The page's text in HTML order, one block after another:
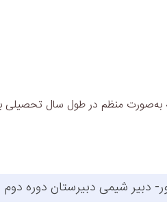
به‌صورت منظم در طول سال تحصیلی
دبیر شیمی دبیرستان دوره دوم